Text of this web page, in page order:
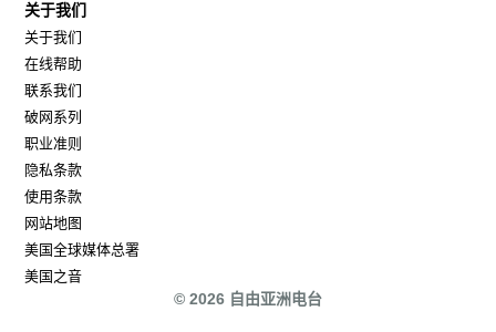
关于我们
关于我们
在线帮助
联系我们
破网系列
职业准则
隐私条款
使用条款
网站地图
美国全球媒体总署
美国之音
© 2026 自由亚洲电台